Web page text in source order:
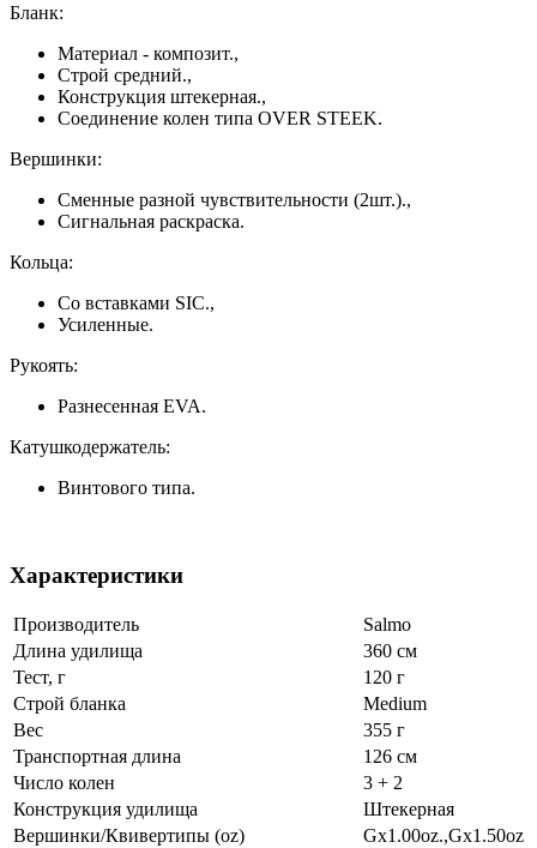
Бланк:
Материал - композит.,
Строй средний.,
Конструкция штекерная.,
Соединение колен типа OVER STEEK.
Вершинки:
Сменные разной чувствительности (2шт.).,
Сигнальная раскраска.
Кольца:
Со вставками SIC.,
Усиленные.
Рукоять:
Разнесенная EVA.
Катушкодержатель:
Винтового типа.
Характеристики
Производитель
Salmo
Длина удилища
360 см
Тест, г
120 г
Строй бланка
Medium
Вес
355 г
Транспортная длина
126 см
Число колен
3 + 2
Конструкция удилища
Штекерная
Вершинки/Квивертипы (oz)
Gх1.00oz.,Gх1.50oz